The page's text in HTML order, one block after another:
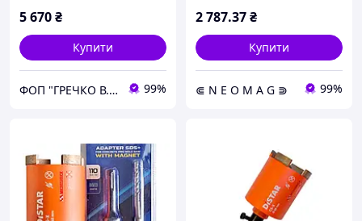
5 670₴
Купити
ФОП "ГРЕЧКО В. Д." 99%
2 787.37₴
Купити
⋐ N E O M A G ⋑ 99%